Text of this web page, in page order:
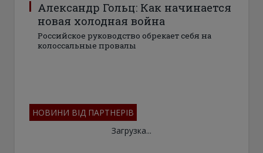
Александр Гольц: Как начинается
новая холодная война
Российское руководство обрекает себя на
колоссальные провалы
НОВИНИ ВІД ПАРТНЕРІВ
Загрузка...